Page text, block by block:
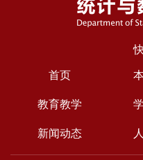
首页
教育教学
新闻动态